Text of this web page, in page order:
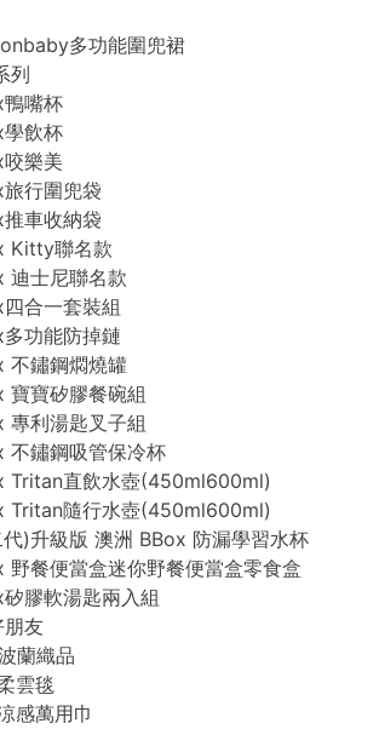
多功能圍兜裙
列
鴨嘴杯
學飲杯
樂美
行圍兜袋
車收納袋
Kitty聯名款
迪士尼聯名款
合一套裝組
功能防掉鏈
不鏽鋼燜燒罐
寶寶矽膠餐碗組
專利湯匙叉子組
不鏽鋼吸管保冷杯
Tritan直飲水壺(450ml600ml)
Tritan隨行水壺(450ml600ml)
)升級版 澳洲 BBox 防漏學習水杯
野餐便當盒迷你野餐便當盒零食盒
膠軟湯匙兩入組
朋友
蘭織品
雲毯
感萬用巾